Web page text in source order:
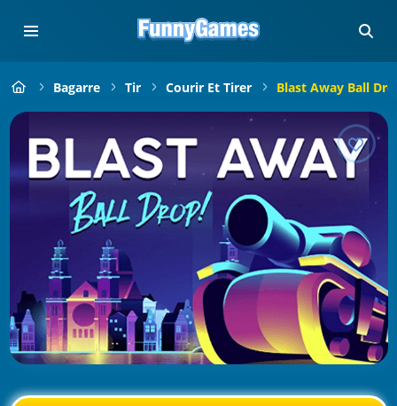
Bagarre Tir Courir Et Tirer Blast Away Ball